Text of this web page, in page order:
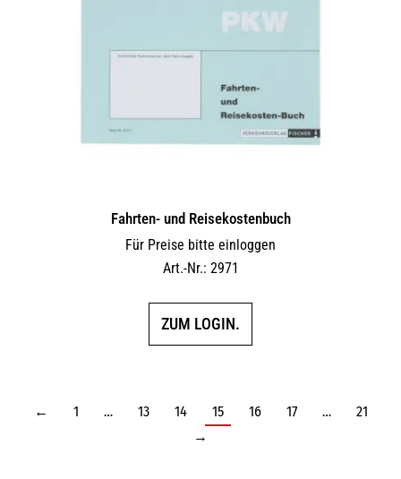
Fahrten- und Reisekostenbuch
Für Preise bitte einloggen
Art.-Nr.: 2971
ZUM LOGIN.
← 1 … 13 14 15 16 17 …
21
→